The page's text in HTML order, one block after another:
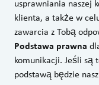
usprawniania naszej
klienta, a także w
zawarcia z Tobą
Podstawa prawna
komunikacji. Jeśli są
podstawą będzie